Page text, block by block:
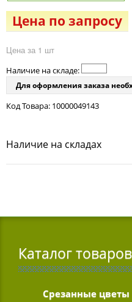
Цена по запросу
Цена за 1 шт
Наличие на складе:
Для оформления заказа
Код Товара: 10000049143
Наличие на складах
Каталог товаров
Срезанные цветы